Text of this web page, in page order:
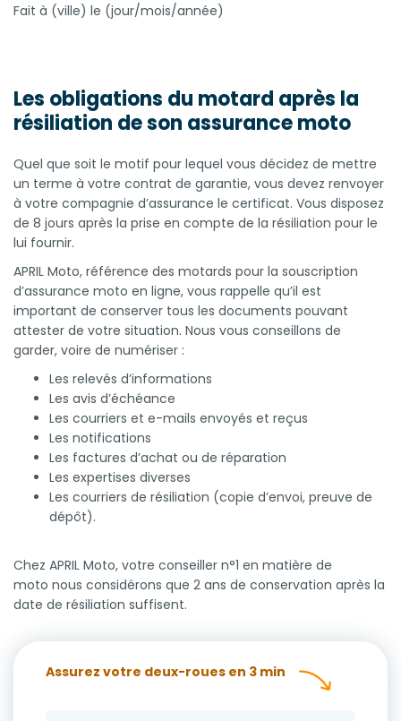
Fait à (ville) le (jour/mois/année)
Les obligations du motard après la
résiliation de son assurance moto
Quel que soit le motif pour lequel vous décidez de mettre
un terme à votre contrat de garantie, vous devez renvoyer
à votre compagnie d’assurance le certificat. Vous disposez
de 8 jours après la prise en compte de la résiliation pour le
lui fournir.
APRIL Moto, référence des motards pour la souscription
d’assurance moto en ligne, vous rappelle qu’il est
important de conserver tous les documents pouvant
attester de votre situation. Nous vous conseillons de
garder, voire de numériser :
Les relevés d’informations
Les avis d’échéance
Les courriers et e-mails envoyés et reçus
Les notifications
Les factures d’achat ou de réparation
Les expertises diverses
Les courriers de résiliation (copie d’envoi, preuve de
dépôt).
Chez APRIL Moto, votre conseiller n°1 en matière de
moto nous considérons que 2 ans de conservation après la
date de résiliation suffisent.
Assurez votre deux-roues en 3 min